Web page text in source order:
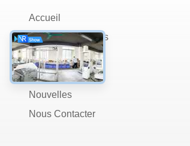
Accueil
À Propos De Nous
Produits
Les Affaires
Nouvelles
Nous Contacter